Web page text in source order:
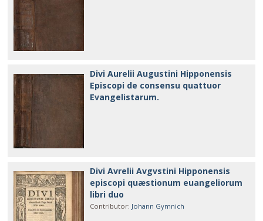
Divi Aurelii Augustini Hipponensis
Episcopi de consensu quattuor
Evangelistarum.
Divi Avrelii Avgvstini Hipponensis
episcopi quæstionum euangeliorum
libri duo
Contributor: Johann Gymnich